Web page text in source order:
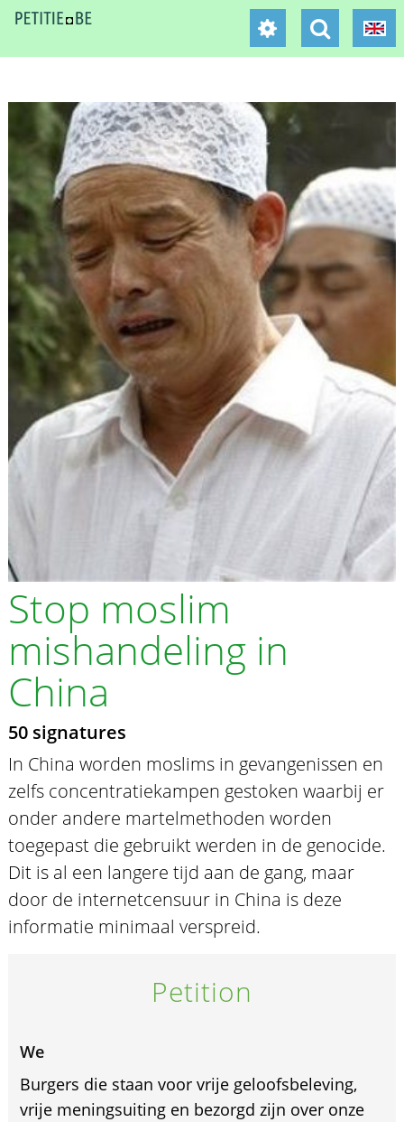
Stop moslim
mishandeling in
China
50 signatures
In China worden moslims in gevangenissen en
zelfs concentratiekampen gestoken waarbij er
onder andere martelmethoden worden
toegepast die gebruikt werden in de genocide.
Dit is al een langere tijd aan de gang, maar
door de internetcensuur in China is deze
informatie minimaal verspreid.
Petition
We
Burgers die staan voor vrije geloofsbeleving,
vrije meningsuiting en bezorgd zijn over onze